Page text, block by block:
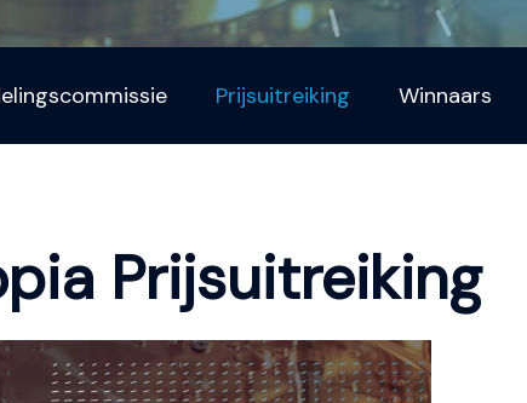
Prijsuitreiking Winnaars
Prijsuitreiking